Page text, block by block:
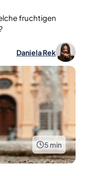
fruchtigen
Daniela Rek
5 min